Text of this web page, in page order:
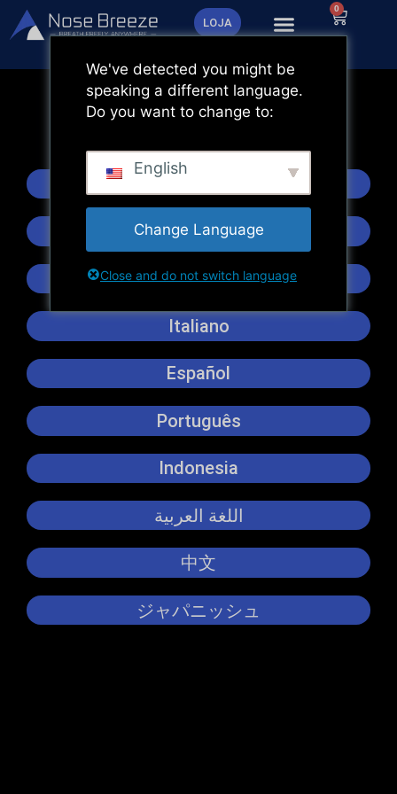
Saltar
para
conteúdo
LOJA
0
Instruções em vídeo
Deutsch
Francês
Italiano
Español
Português
Indonesia
اللغة العربية
中文
ジャパニッシュ
We've detected you might be
speaking a different language.
Do you want to change to:
English
Change Language
Close and do not switch language